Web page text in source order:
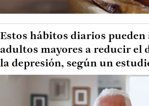
Estos hábitos diarios pueden
adultos mayores a reducir el
la depresión, según un